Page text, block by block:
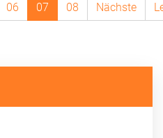
06 07 08 Nächste